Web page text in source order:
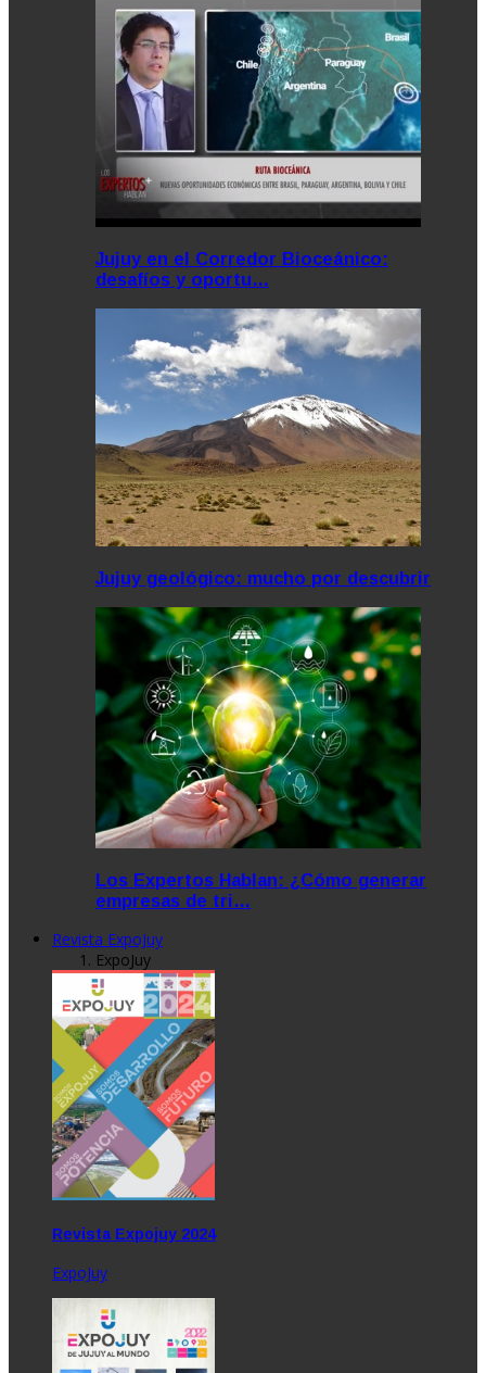
Jujuy en el Corredor Bioceánico:
desafíos y oportu…
Jujuy geológico: mucho por descubrir
Los Expertos Hablan: ¿Cómo generar
empresas de tri…
Revista ExpoJuy
ExpoJuy
Revista Expojuy 2024
ExpoJuy